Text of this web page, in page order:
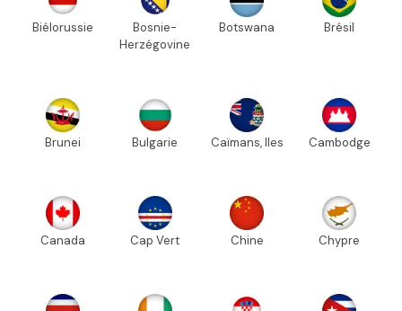
Biélorussie
Bosnie-
Herzégovine
Botswana Brésil
Brunei Bulgarie Caïmans, Iles Cambodge
Canada Cap Vert Chine Chypre